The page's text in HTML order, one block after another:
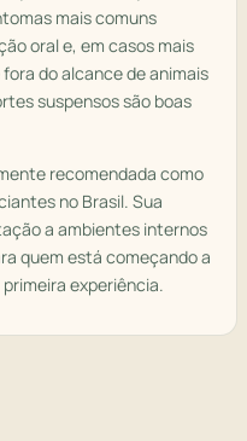
mais comuns
oral e, em casos mais
do alcance de animais
suspensos são boas
recomendada como
no Brasil. Sua
a ambientes internos
quem está começando a
experiência.